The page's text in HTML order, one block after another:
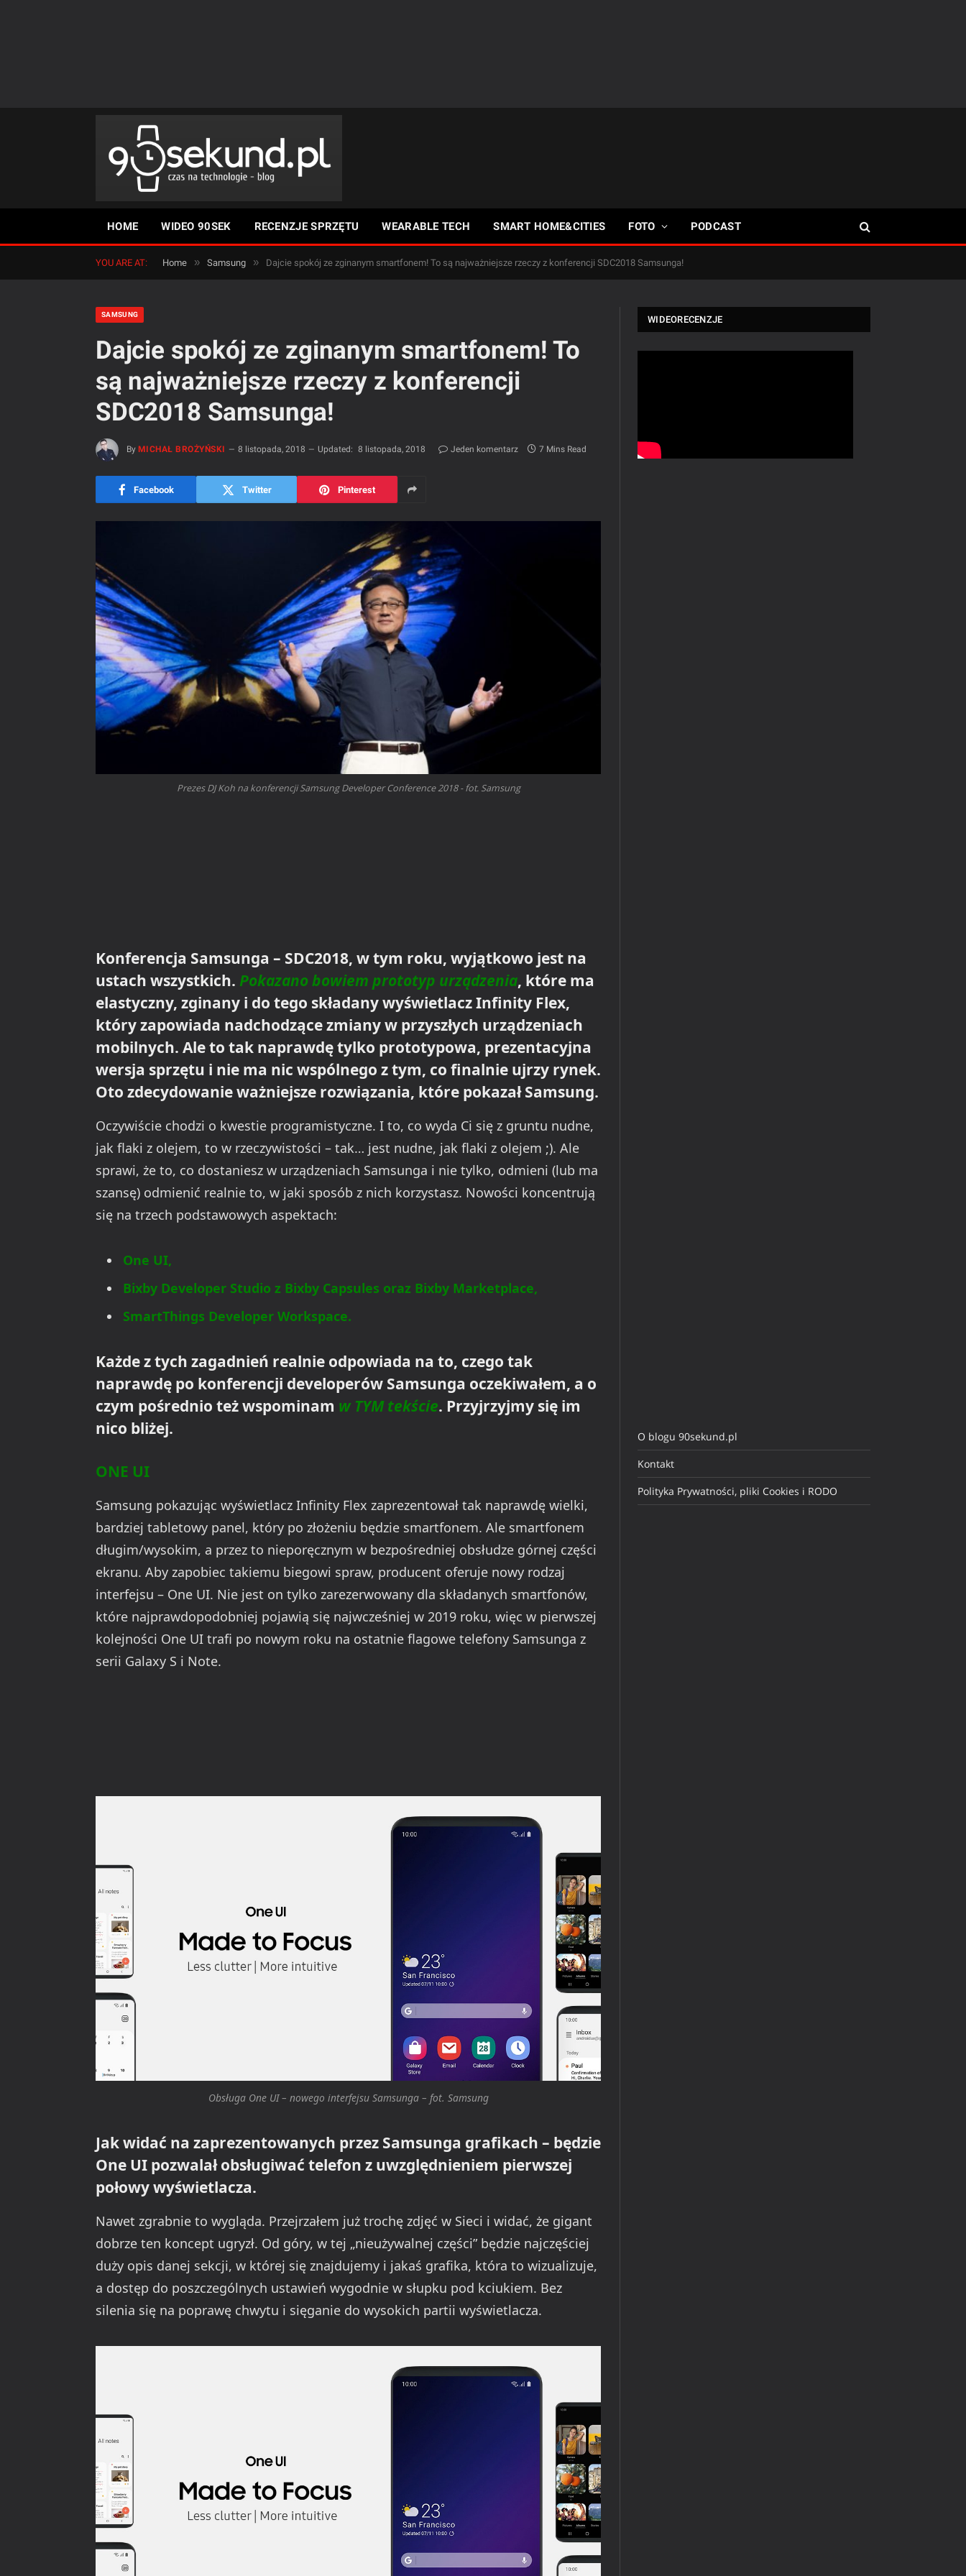
HOME WIDEO 90SEK RECENZJE SPRZĘTU WEARABLE TECH SMART HOME&CITIES FOTO PODCAST
YOU ARE AT: Home » Samsung » Dajcie spokój ze zginanym smartfonem! To są najważniejsze rzeczy z konferencji SDC2018 Samsunga!
SAMSUNG
Dajcie spokój ze zginanym smartfonem! To
są najważniejsze rzeczy z konferencji
SDC2018 Samsunga!
By MICHAŁ BROŻYŃSKI 8 listopada, 2018 Updated: 8 listopada, 2018 Jeden komentarz 7 Mins Read
Facebook Twitter Pinterest
Prezes DJ Koh na konferencji Samsung Developer Conference 2018 - fot. Samsung
Konferencja Samsunga – SDC2018, w tym roku, wyjątkowo jest na
ustach wszystkich. Pokazano bowiem prototyp urządzenia, które ma
elastyczny, zginany i do tego składany wyświetlacz Infinity Flex,
który zapowiada nadchodzące zmiany w przyszłych urządzeniach
mobilnych. Ale to tak naprawdę tylko prototypowa, prezentacyjna
wersja sprzętu i nie ma nic wspólnego z tym, co finalnie ujrzy rynek.
Oto zdecydowanie ważniejsze rozwiązania, które pokazał Samsung.
Oczywiście chodzi o kwestie programistyczne. I to, co wyda Ci się z gruntu nudne,
jak flaki z olejem, to w rzeczywistości – tak… jest nudne, jak flaki z olejem ;). Ale
sprawi, że to, co dostaniesz w urządzeniach Samsunga i nie tylko, odmieni (lub ma
szansę) odmienić realnie to, w jaki sposób z nich korzystasz. Nowości koncentrują
się na trzech podstawowych aspektach:
One UI,
Bixby Developer Studio z Bixby Capsules oraz Bixby Marketplace,
SmartThings Developer Workspace.
Każde z tych zagadnień realnie odpowiada na to, czego tak
naprawdę po konferencji developerów Samsunga oczekiwałem, a o
czym pośrednio też wspominam w TYM tekście. Przyjrzyjmy się im
nico bliżej.
ONE UI
Samsung pokazując wyświetlacz Infinity Flex zaprezentował tak naprawdę wielki,
bardziej tabletowy panel, który po złożeniu będzie smartfonem. Ale smartfonem
długim/wysokim, a przez to nieporęcznym w bezpośredniej obsłudze górnej części
ekranu. Aby zapobiec takiemu biegowi spraw, producent oferuje nowy rodzaj
interfejsu – One UI. Nie jest on tylko zarezerwowany dla składanych smartfonów,
które najprawdopodobniej pojawią się najwcześniej w 2019 roku, więc w pierwszej
kolejności One UI trafi po nowym roku na ostatnie flagowe telefony Samsunga z
serii Galaxy S i Note.
Obsługa One UI – nowego interfejsu Samsunga – fot. Samsung
Jak widać na zaprezentowanych przez Samsunga grafikach – będzie
One UI pozwalał obsługiwać telefon z uwzględnieniem pierwszej
połowy wyświetlacza.
Nawet zgrabnie to wygląda. Przejrzałem już trochę zdjęć w Sieci i widać, że gigant
dobrze ten koncept ugryzł. Od góry, w tej „nieużywalnej części” będzie najczęściej
duży opis danej sekcji, w której się znajdujemy i jakaś grafika, która to wizualizuje,
a dostęp do poszczególnych ustawień wygodnie w słupku pod kciukiem. Bez
silenia się na poprawę chwytu i sięganie do wysokich partii wyświetlacza.
WIDEORECENZJE
O blogu 90sekund.pl
Kontakt
Polityka Prywatności, pliki Cookies i RODO